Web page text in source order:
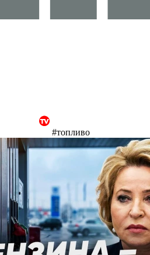
#топливо